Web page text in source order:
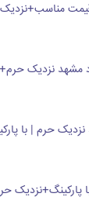
نزدیک
حرم+50%